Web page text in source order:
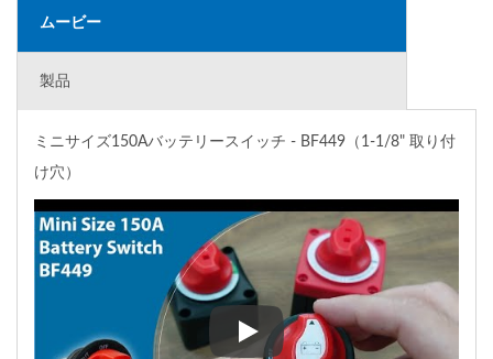
ムービー
製品
ミニサイズ150Aバッテリースイッチ - BF449（1-1/8" 取り付
け穴）
ミニサイズ150Aバッテリース